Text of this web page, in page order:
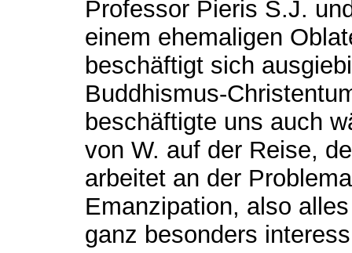
Professor Pieris S.J.
einem ehemaligen
beschäftigt sich
Buddhismus-
beschäftigte uns auch
von W. auf der Reise,
arbeitet an der
Emanzipation, also
ganz besonders